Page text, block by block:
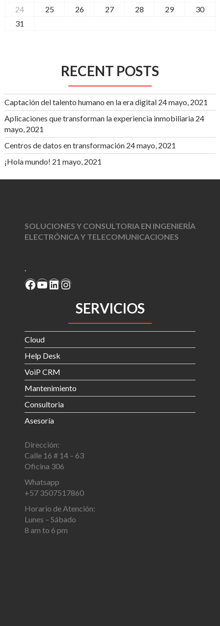
24
25 26 27 28 29
30
31
RECENT POSTS
Captación del talento humano en la era digital 24 mayo, 2021
Aplicaciones que transforman la experiencia inmobiliaria 24
mayo, 2021
Centros de datos en transformación 24 mayo, 2021
¡Hola mundo! 21 mayo, 2021
SOLUCIONES Y CONSULTORIA EN INGENIERÍA
ELECTRÓNICA Y TELECOMUNICACIONES
.
Facebook
YouTube
LinkedIn
Instagram
SERVICIOS
Cloud
Help Desk
VoiP CRM
Mantenimiento
Consultoria
Asesoría
Dirección:
Calle 16 # 14 – 63
Oficina 306
Whatsapp
+57 3507517860
Horario de Atención:
Lunes – Sábado
8 am to 6 pm